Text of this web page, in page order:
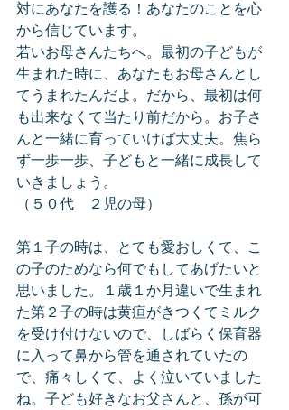
対にあなたを護る！あなたのことを心
から信じています。
若いお母さんたちへ。最初の子どもが
生まれた時に、あなたもお母さんとし
てうまれたんだよ。だから、最初は何
も出来なくて当たり前だから。お子さ
んと一緒に育っていけば大丈夫。焦ら
ず一歩一歩、子どもと一緒に成長して
いきましょう。
（５０代　２児の母）
第１子の時は、とても愛おしくて、こ
の子のためなら何でもしてあげたいと
思いました。１歳１か月違いで生まれ
た第２子の時は黄疸がきつくてミルク
を受け付けないので、しばらく保育器
に入って鼻から管を通されていたの
で、痛々しくて、よく泣いていました
ね。子ども好きなお父さんと、孫が可